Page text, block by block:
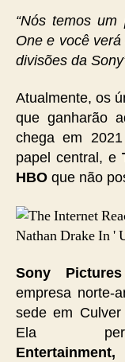
“Nós temos um
One e você
divisões da
Atualmente, os
que ganharão
chega em
papel central, e
HBO que não
Sony
empresa norte-
sede em
Ela
Entertainment,